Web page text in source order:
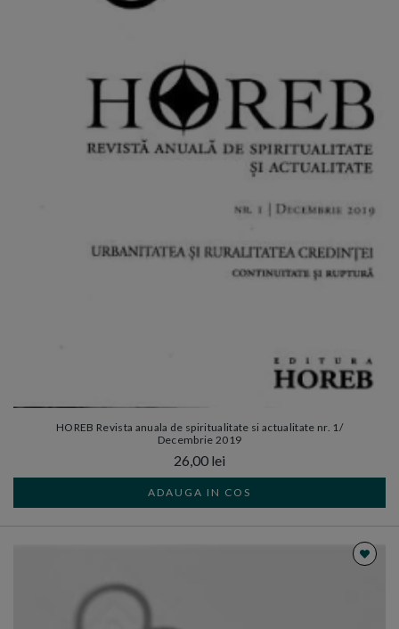
HOREB Revista anuala de spiritualitate si actualitate nr. 1/
Decembrie 2019
26,00 lei
ADAUGA IN COS